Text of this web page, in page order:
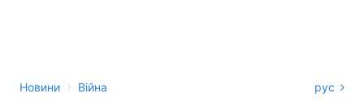
Новини › Війна рус